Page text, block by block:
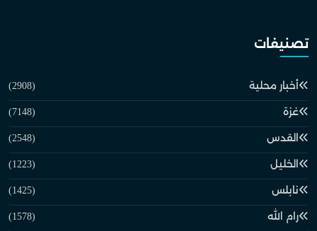
تصنيفات
أخبار محلية (2908)
غزة (7148)
القدس (2548)
الخليل (1223)
نابلس (1425)
رام الله (1578)